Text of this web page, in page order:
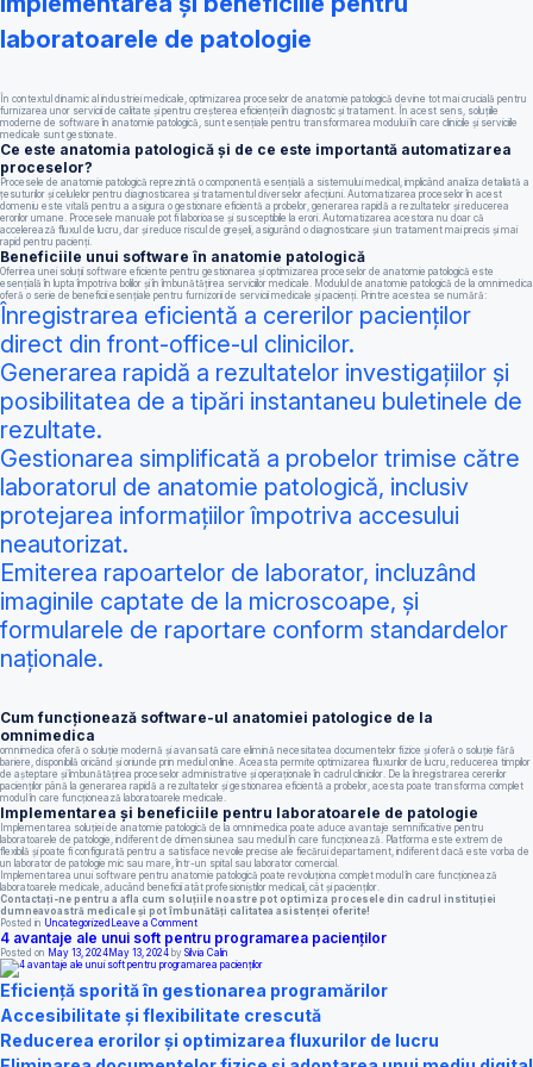
laboratoarele de patologie
În contextul dinamic al industriei medicale, optimizarea proceselor de anatomie patologică devine tot mai crucială pentru
furnizarea unor servicii de calitate și pentru creșterea eficienței în diagnostic și tratament. În acest sens, soluțiile
moderne de software în anatomie patologică, sunt esențiale pentru transformarea modului în care clinicile și serviciile
medicale sunt gestionate.
Ce este anatomia patologică și de ce este importantă automatizarea
proceselor?
Procesele de anatomie patologică reprezintă o componentă esențială a sistemului medical, implicând analiza detaliată a
țesuturilor și celulelor pentru diagnosticarea și tratamentul diverselor afecțiuni. Automatizarea proceselor în acest
domeniu este vitală pentru a asigura o gestionare eficientă a probelor, generarea rapidă a rezultatelor și reducerea
erorilor umane. Procesele manuale pot fi laborioase și susceptibile la erori. Automatizarea acestora nu doar că
accelerează fluxul de lucru, dar și reduce riscul de greșeli, asigurând o diagnosticare și un tratament mai precis și mai
rapid pentru pacienți.
Beneficiile unui software în anatomie patologică
Oferirea unei soluții software eficiente pentru gestionarea și optimizarea proceselor de anatomie patologică este
esențială în lupta împotriva bolilor și în îmbunătățirea serviciilor medicale. Modulul de anatomie patologică de la omnimedica
oferă o serie de beneficii esențiale pentru furnizorii de servicii medicale și pacienți. Printre acestea se numără:
Înregistrarea eficientă a cererilor pacienților
direct din front-office-ul clinicilor.
Generarea rapidă a rezultatelor investigațiilor și
posibilitatea de a tipări instantaneu buletinele de
rezultate.
Gestionarea simplificată a probelor trimise către
laboratorul de anatomie patologică, inclusiv
protejarea informațiilor împotriva accesului
neautorizat.
Emiterea rapoartelor de laborator, incluzând
imaginile captate de la microscoape, și
formularele de raportare conform standardelor
naționale.
Cum funcționează software-ul anatomiei patologice de la
omnimedica
omnimedica oferă o soluție modernă și avansată care elimină necesitatea documentelor fizice și oferă o soluție fără
bariere, disponibilă oricând și oriunde prin mediul online. Aceasta permite optimizarea fluxurilor de lucru, reducerea timpilor
de așteptare și îmbunătățirea proceselor administrative și operaționale în cadrul clinicilor. De la înregistrarea cererilor
pacienților până la generarea rapidă a rezultatelor și gestionarea eficientă a probelor, acesta poate transforma complet
modul în care funcționează laboratoarele medicale.
Implementarea și beneficiile pentru laboratoarele de patologie
Implementarea soluției de anatomie patologică de la omnimedica poate aduce avantaje semnificative pentru
laboratoarele de patologie, indiferent de dimensiunea sau mediul în care funcționează. Platforma este extrem de
flexibilă și poate fi configurată pentru a satisface nevoile precise ale fiecărui departament, indiferent dacă este vorba de
un laborator de patologie mic sau mare, într-un spital sau laborator comercial.
Implementarea unui software pentru anatomie patologică poate revoluționa complet modul în care funcționează
laboratoarele medicale, aducând beneficii atât profesioniștilor medicali, cât și pacienților.
Contactați-ne pentru a afla cum soluțiile noastre pot optimiza procesele din cadrul instituției
dumneavoastră medicale și pot îmbunătăți calitatea asistenței oferite!
Posted in Uncategorized Leave a Commenton
Optimizarea
proceselor
de
anatomie
patologică
prin
4 avantaje ale unui soft pentru programarea pacienților
Posted on May 13, 2024May 13, 2024 by Silvia Calin
Eficiență sporită în gestionarea programărilor
Accesibilitate și flexibilitate crescută
Reducerea erorilor și optimizarea fluxurilor de lucru